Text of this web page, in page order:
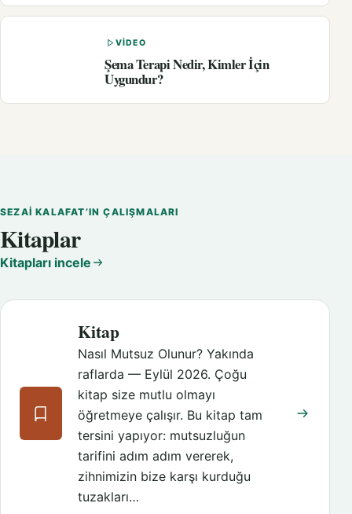
VIDEO
Şema Terapi Nedir, Kimler İçin
Uygundur?
SEZAI KALAFAT’IN ÇALIŞMALARI
Kitaplar
Kitapları incele
Kitap
Nasıl Mutsuz Olunur? Yakında
raflarda — Eylül 2026. Çoğu
kitap size mutlu olmayı
öğretmeye çalışır. Bu kitap tam
tersini yapıyor: mutsuzluğun
tarifini adım adım vererek,
zihnimizin bize karşı kurduğu
tuzakları…